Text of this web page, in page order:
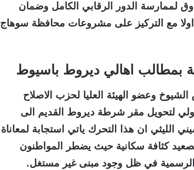
لممارسة الدور الرقابي الكامل وضمان
مع التركيز على مشروعات محافظة سوهاج
بمطالب اهالي ديروط باسيوط
وعضو الهيئة العليا لحزب الاصلاح
لتحويل مقر شرطة ديروط القديم الى
ان هذا التحرك ياتي استجابة لمعاناة
كثافة سكانية حيث يضطر المواطنون
الرسمية في ظل وجود مبنى غير مستغل.